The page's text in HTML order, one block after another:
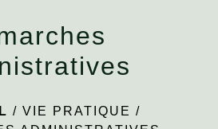
/ VIE PRATIQUE /